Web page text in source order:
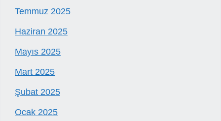
Temmuz 2025
Haziran 2025
Mayıs 2025
Mart 2025
Şubat 2025
Ocak 2025